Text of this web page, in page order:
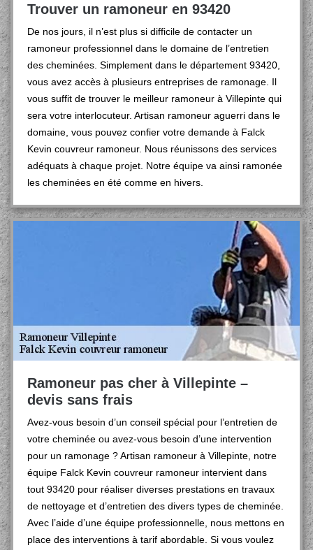
Trouver un ramoneur en 93420
De nos jours, il n’est plus si difficile de contacter un
ramoneur professionnel dans le domaine de l’entretien
des cheminées. Simplement dans le département 93420,
vous avez accès à plusieurs entreprises de ramonage. Il
vous suffit de trouver le meilleur ramoneur à Villepinte qui
sera votre interlocuteur. Artisan ramoneur aguerri dans le
domaine, vous pouvez confier votre demande à Falck
Kevin couvreur ramoneur. Nous réunissons des services
adéquats à chaque projet. Notre équipe va ainsi ramonée
les cheminées en été comme en hivers.
Ramoneur pas cher à Villepinte –
devis sans frais
Avez-vous besoin d’un conseil spécial pour l’entretien de
votre cheminée ou avez-vous besoin d’une intervention
pour un ramonage ? Artisan ramoneur à Villepinte, notre
équipe Falck Kevin couvreur ramoneur intervient dans
tout 93420 pour réaliser diverses prestations en travaux
de nettoyage et d’entretien des divers types de cheminée.
Avec l’aide d’une équipe professionnelle, nous mettons en
place des interventions à tarif abordable. Si vous voulez